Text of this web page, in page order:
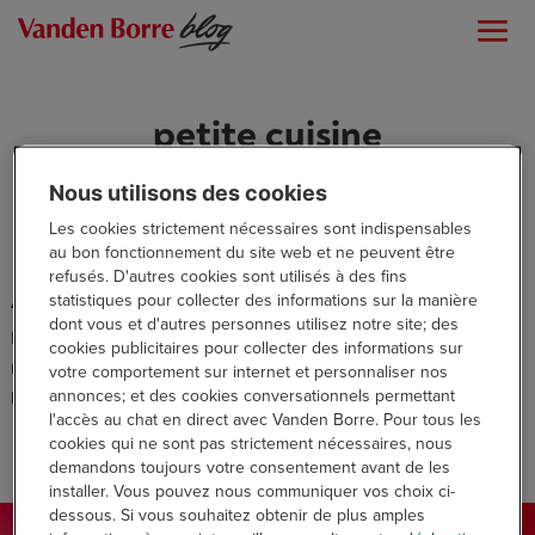
petite cuisine
Aucun résultat
La page demandée est introuvable. Essayez d'affiner votre
recherche ou utilisez le panneau de navigation ci-dessus pour
localiser l'article.
Nous utilisons des cookies
Les cookies strictement nécessaires sont indispensables
au bon fonctionnement du site web et ne peuvent être
refusés. D'autres cookies sont utilisés à des fins
statistiques pour collecter des informations sur la manière
dont vous et d'autres personnes utilisez notre site; des
cookies publicitaires pour collecter des informations sur
votre comportement sur internet et personnaliser nos
annonces; et des cookies conversationnels permettant
l'accès au chat en direct avec Vanden Borre. Pour tous les
cookies qui ne sont pas strictement nécessaires, nous
demandons toujours votre consentement avant de les
installer. Vous pouvez nous communiquer vos choix ci-
dessous. Si vous souhaitez obtenir de plus amples